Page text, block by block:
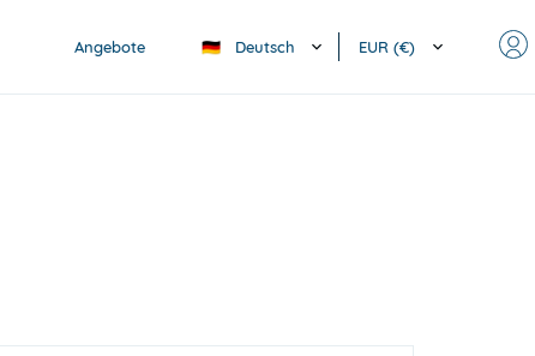
Angebote 🇩🇪 Deutsch EUR (€)